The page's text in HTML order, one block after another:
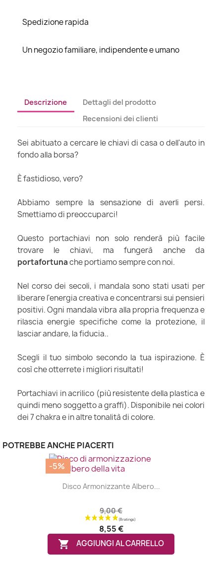
Spedizione rapida
Un negozio familiare, indipendente e umano
Descrizione
Dettagli del prodotto
Recensioni dei clienti
Sei abituato a cercare le chiavi di casa o dell'auto in
fondo alla borsa?
È fastidioso, vero?
Abbiamo sempre la sensazione di averli persi.
Smettiamo di preoccuparci!
Questo portachiavi non solo renderà più facile
trovare le chiavi, ma fungerà anche da
portafortunache portiamo sempre con noi.
Nel corso dei secoli, i mandala sono stati usati per
liberare l'energia creativa e concentrarsi sui pensieri
positivi. Ogni mandala vibra alla propria frequenza e
rilascia energie specifiche come la protezione, il
lasciar andare, la fiducia..
Scegli il tuo simbolo secondo la tua ispirazione. È
così che otterrete i migliori risultati!
Portachiavi in acrilico (più resistente della plastica e
quindi meno soggetto a graffi). Disponibile nei colori
dei 7 chakra e in altre tonalità di colore.
POTREBBE ANCHE PIACERTI
Disco Armonizzante Albero...
9,00 €
8,55 €
 AGGIUNGI AL CARRELLO
-5%